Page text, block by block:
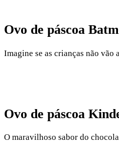
Ovo de páscoa
Imagine se as crianças não vão
Ovo de páscoa
O maravilhoso sabor do